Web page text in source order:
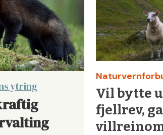
ytring
Vil bytte
fjellrev,